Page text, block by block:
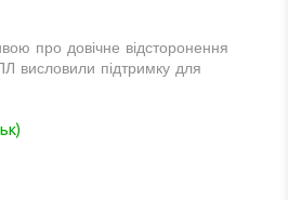
про довічне відсторонення
висловили підтримку для